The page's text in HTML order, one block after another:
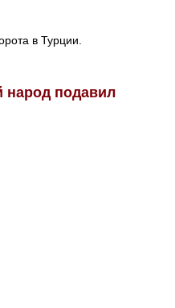
в Турции.
народ подавил